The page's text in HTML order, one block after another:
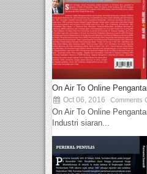
On Air To Online
Oct 06, 2016 Comments
On Air To Online
Industri siaran...